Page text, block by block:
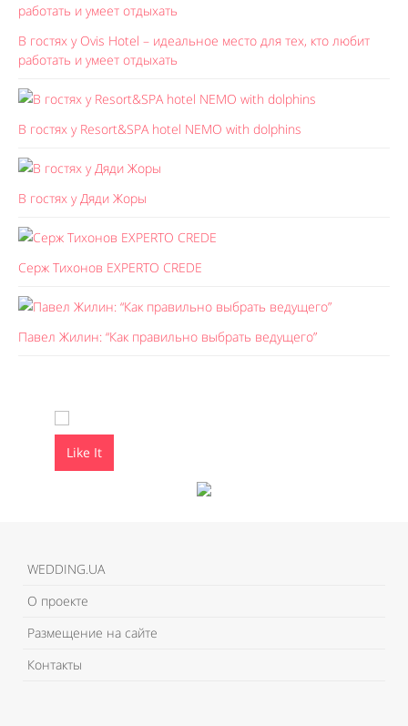
В гостях у Ovis Hotel – идеальное место для тех, кто любит
работать и умеет отдыхать
В гостях у Resort&SPA hotel NEMO with dolphins
В гостях у Дяди Жоры
Серж Тихонов EXPERTO CREDE
Павел Жилин: “Как правильно выбрать ведущего”
Like It
WEDDING.UA
О проекте
Размещение на сайте
Контакты